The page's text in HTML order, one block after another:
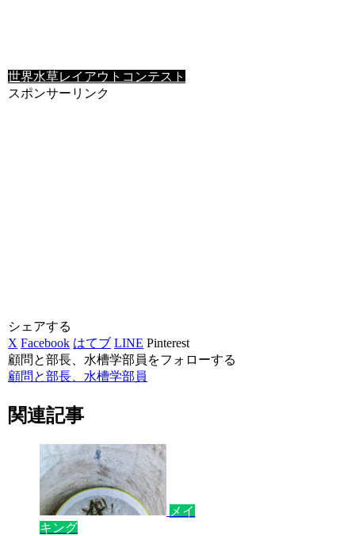
世界水草レイアウトコンテスト
スポンサーリンク
シェアする
X Facebook はてブ LINE Pinterest
顧問と部長、水槽学部員をフォローする
顧問と部長、水槽学部員
関連記事
メイ
キング